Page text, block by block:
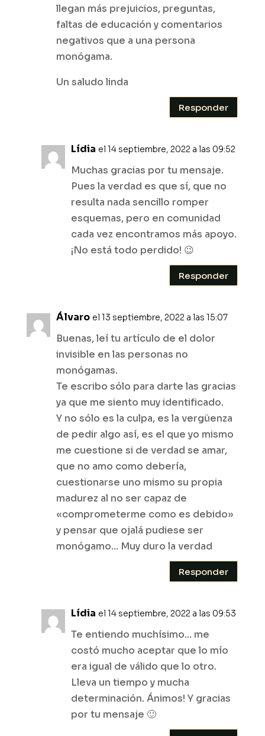
llegan más prejuicios, preguntas,
faltas de educación y comentarios
negativos que a una persona
monógama.
Un saludo linda
Responder
Lídia el 14 septiembre, 2022 a las 09:52
Muchas gracias por tu mensaje.
Pues la verdad es que sí, que no
resulta nada sencillo romper
esquemas, pero en comunidad
cada vez encontramos más apoyo.
¡No está todo perdido! 😉
Responder
Álvaro el 13 septiembre, 2022 a las 15:07
Buenas, leí tu artículo de el dolor
invisible en las personas no
monógamas.
Te escribo sólo para darte las gracias
ya que me siento muy identificado.
Y no sólo es la culpa, es la vergüenza
de pedir algo así, es el que yo mismo
me cuestione si de verdad se amar,
que no amo como debería,
cuestionarse uno mismo su propia
madurez al no ser capaz de
«comprometerme como es debido»
y pensar que ojalá pudiese ser
monógamo… Muy duro la verdad
Responder
Lídia el 14 septiembre, 2022 a las 09:53
Te entiendo muchísimo… me
costó mucho aceptar que lo mío
era igual de válido que lo otro.
Lleva un tiempo y mucha
determinación. Ánimos! Y gracias
por tu mensaje 🙂